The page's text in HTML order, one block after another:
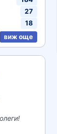
27
18
виж още